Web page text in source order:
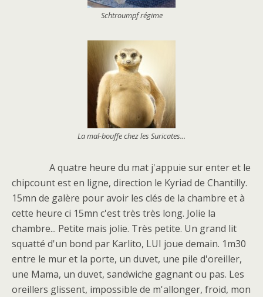
Schtroumpf régime
La mal-bouffe chez les Suricates...
A quatre heure du mat j'appuie sur enter et le
chipcount est en ligne, direction le Kyriad de Chantilly.
15mn de galère pour avoir les clés de la chambre et à
cette heure ci 15mn c'est très très long. Jolie la
chambre... Petite mais jolie. Très petite. Un grand lit
squatté d'un bond par Karlito, LUI joue demain. 1m30
entre le mur et la porte, un duvet, une pile d'oreiller,
une Mama, un duvet, sandwiche gagnant ou pas. Les
oreillers glissent, impossible de m'allonger, froid, mon